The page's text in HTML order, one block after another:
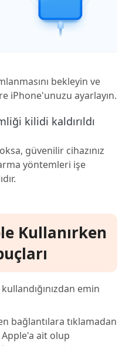
bekleyin ve
iPhone'unuzu ayarlayın.
güvenilir cihazınız
yöntemleri işe
Kullanırken
emin
bağlantılara tıklamadan
ait olup